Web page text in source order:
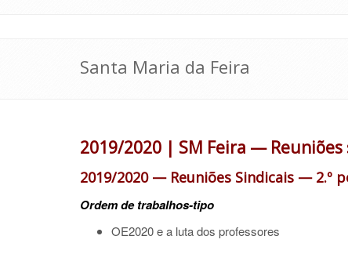
Santa Maria da Feira
2019/2020 | SM Feira — Reuniões
2019/2020 — Reuniões Sindicais — 2.º
Ordem de trabalhos-tipo
OE2020 e a luta dos professores